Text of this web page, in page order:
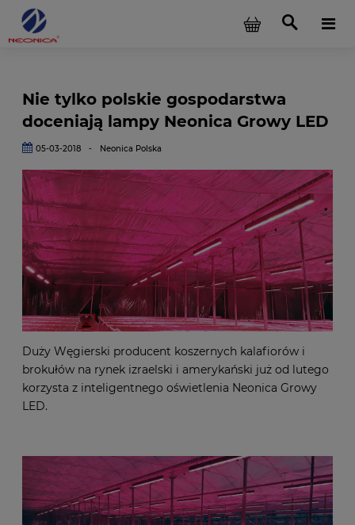
Nie tylko polskie gospodarstwa
doceniają lampy Neonica Growy LED
05-03-2018 - Neonica Polska
Duży Węgierski producent koszernych kalafiorów i
brokułów na rynek izraelski i amerykański już od lutego
korzysta z inteligentnego oświetlenia Neonica Growy
LED.